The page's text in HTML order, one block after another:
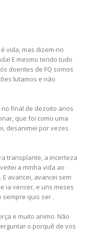
vida, mas dizem-no
E mesmo tendo tudo
doentes de FQ somos
lutamos e não
final de dezoito anos
que foi como uma
desanimei por vezes
transplante, a incerteza
a minha vida ao
avancei, avancei sem
ia vencer, e uns meses
sempre quis ser .
e muito animo. Não
o porquê de vos